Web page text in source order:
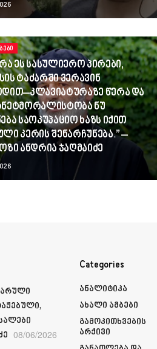
ეს სასულიერო პირები,
ტაძარში ვერავინ
წერა და
ნუ
საოკუპაციო ხაზს იქით
კერის შენარჩუნება.” –
ანდრია ჯაღმაიძე
08/06/2026
Categories
Ანალიტიკა
Ახალი Ამბები
Გამოკითხვების
Არქივი